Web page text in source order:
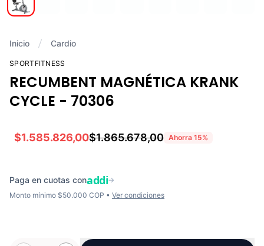
Inicio Cardio
SPORTFITNESS
RECUMBENT MAGNÉTICA KRANK
CYCLE - 70306
$1.585.826,00$1.865.678,00 Ahorra 15%
Paga en cuotas conaddi→
Monto mínimo $50.000 COP • Ver condiciones